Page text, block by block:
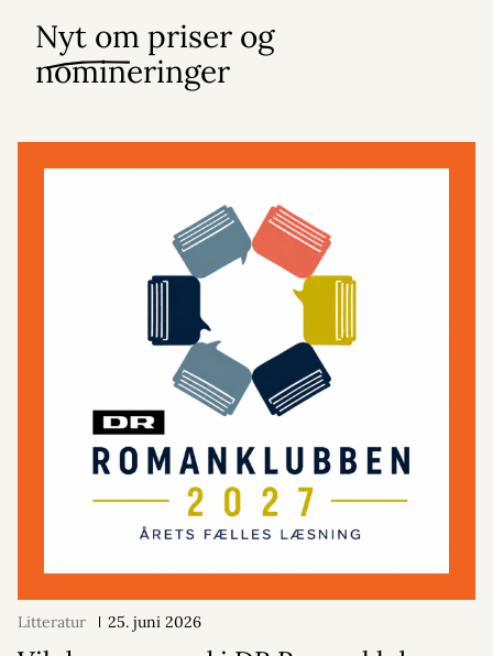
Nyt om priser og
nomineringer
Litteratur 25. juni 2026